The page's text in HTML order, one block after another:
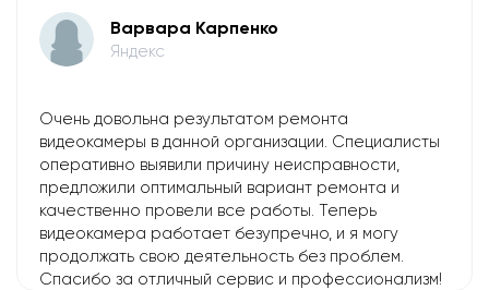
Варвара Карпенко
Яндекс
Очень довольна результатом ремонта
видеокамеры в данной организации. Специалисты
оперативно выявили причину неисправности,
предложили оптимальный вариант ремонта и
качественно провели все работы. Теперь
видеокамера работает безупречно, и я могу
продолжать свою деятельность без проблем.
Спасибо за отличный сервис и профессионализм!